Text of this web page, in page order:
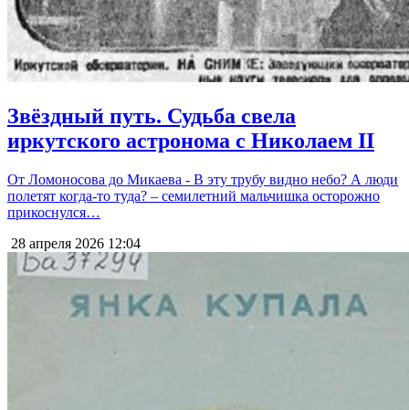
Звёздный путь. Судьба свела
иркутского астронома с Николаем II
От Ломоносова до Микаева - В эту трубу видно небо? А люди
полетят когда-то туда? – семилетний мальчишка осторожно
прикоснулся…
28 апреля 2026 12:04